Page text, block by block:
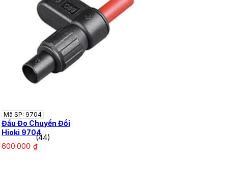
Mã SP: 9704
Đầu Đo Chuyển Đổi
Hioki 9704
(44)
600.000 ₫